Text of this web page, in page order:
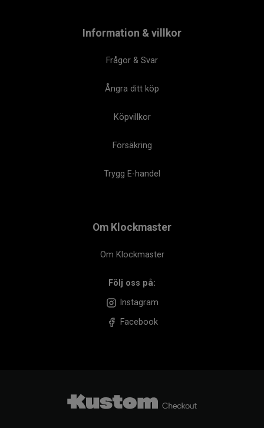
Information & villkor
Frågor & Svar
Ångra ditt köp
Köpvillkor
Försäkring
Trygg E-handel
Om Klockmaster
Om Klockmaster
Följ oss på:
Instagram
Facebook